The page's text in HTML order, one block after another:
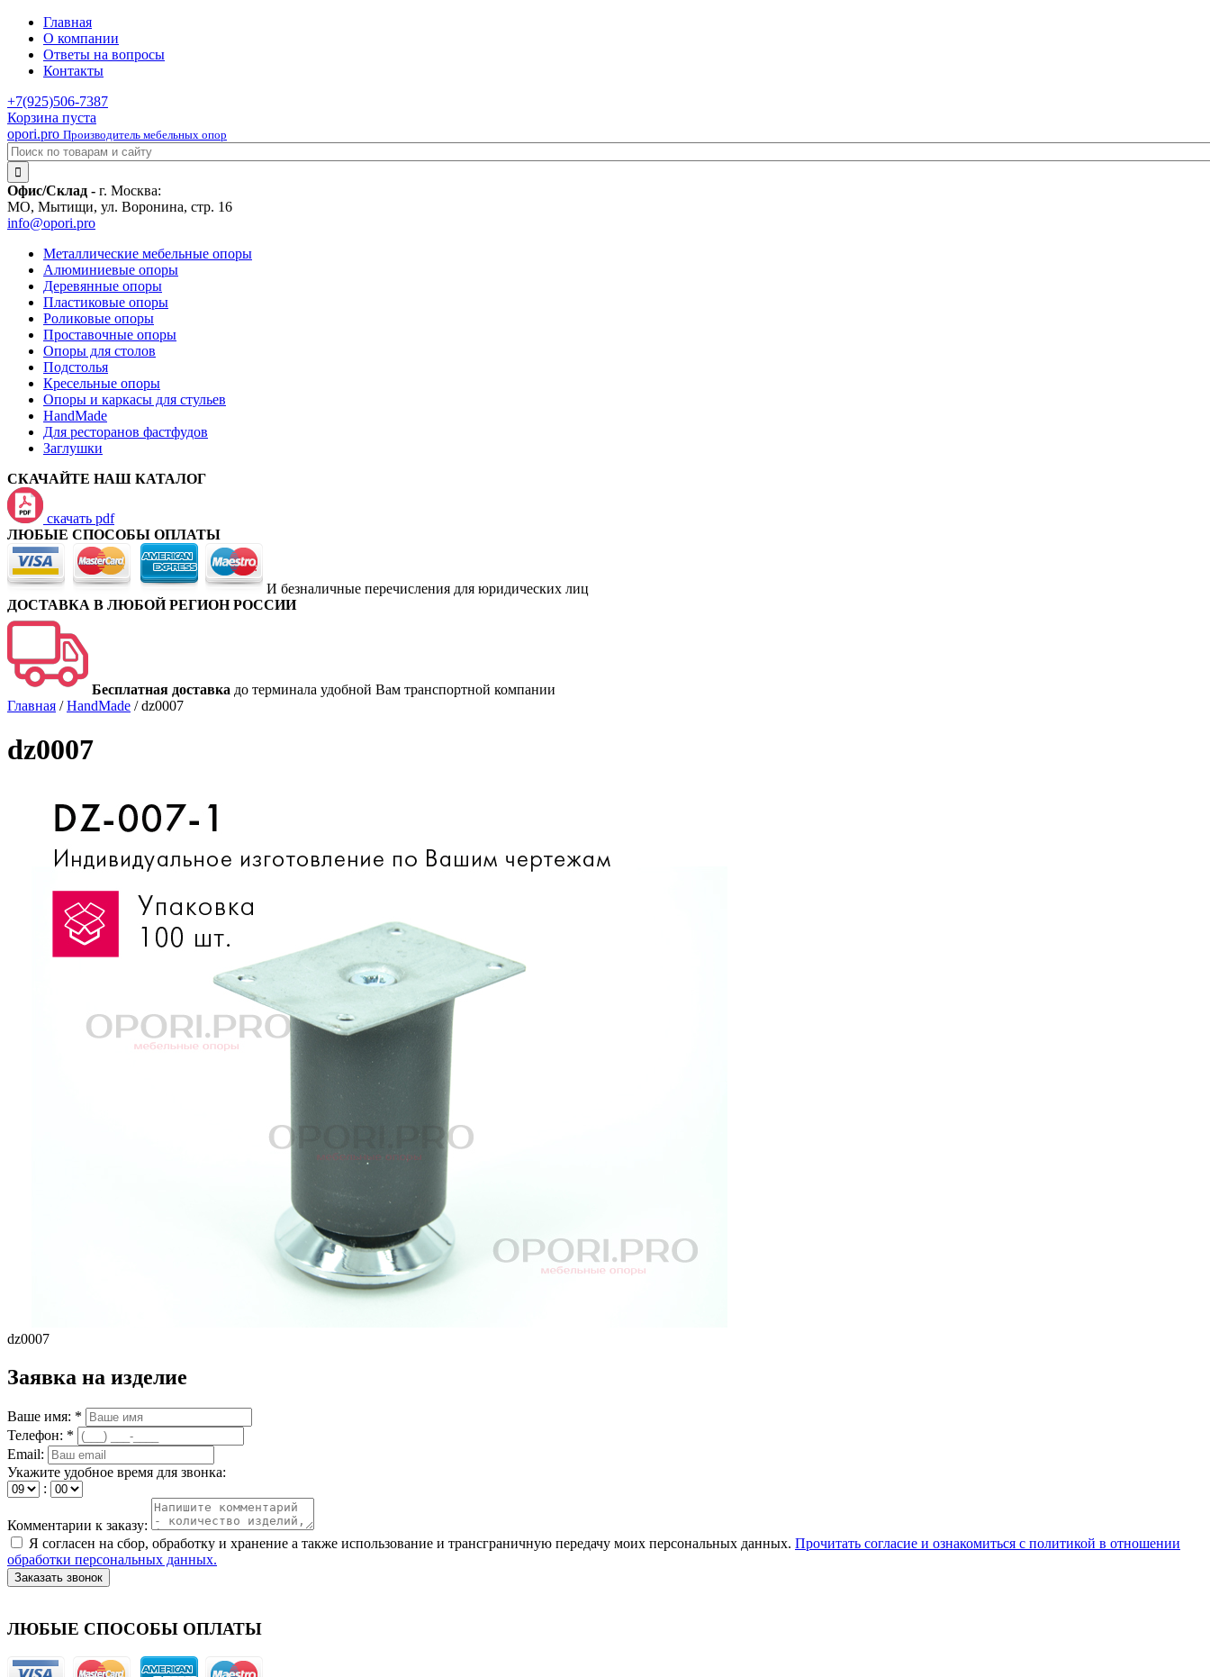
Главная
О компании
Ответы на вопросы
Контакты
+7(925)506-7387
Корзина пуста
opori.pro Производитель мебельных опор
Офис/Склад - г. Москва:
МО, Мытищи, ул. Воронина, стр. 16
info@opori.pro
Металлические мебельные опоры
Алюминиевые опоры
Деревянные опоры
Пластиковые опоры
Роликовые опоры
Проставочные опоры
Опоры для столов
Подстолья
Кресельные опоры
Опоры и каркасы для стульев
HandMade
Для ресторанов фастфудов
Заглушки
СКАЧАЙТЕ НАШ КАТАЛОГ
скачать pdf
ЛЮБЫЕ СПОСОБЫ ОПЛАТЫ
И безналичные перечисления для юридических лиц
ДОСТАВКА В ЛЮБОЙ РЕГИОН РОССИИ
Бесплатная доставка до терминала удобной Вам транспортной компании
Главная /HandMade /dz0007
dz0007
dz0007
Заявка на изделие
Ваше имя: *
Телефон: *
Email:
Укажите удобное время для звонка:
:
Комментарии к заказу:
Я согласен на сбор, обработку и хранение а также использование и трансграничную передачу моих персональных данных. Прочитать согласие и ознакомиться с политикой в отношении
обработки персональных данных.
Заказать звонок
ЛЮБЫЕ СПОСОБЫ ОПЛАТЫ